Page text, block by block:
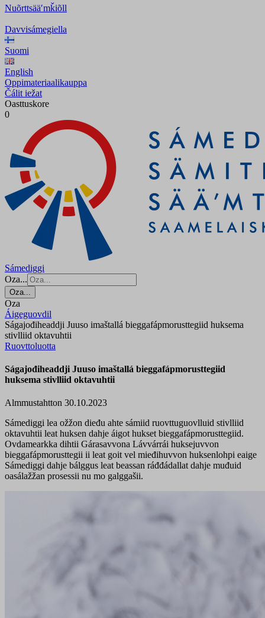
Nuõrttsääʹmǩiõll
Davvisámegiella
Suomi
English
Oppimateriaalikauppa
Čálit iežat
Oasttuskore
0
Sámediggi
Oza...
Oza...
Oza
Áigeguovdil
Ságajođiheaddji Juuso imaštallá bieggafápmorusttegiid huksema
stivlliid oktavuhtii
Ruovttoluotta
Ságajođiheaddji Juuso imaštallá bieggafápmorusttegiid
huksema stivlliid oktavuhtii
Almmustahtton 30.10.2023
Sámediggi lea ožžon dieđu ahte sámiid ruovttuguovlluid stivlliid
oktavuhtii leat huksen dahje áigot hukset bieggafápmorusttegiid.
Ovdamearkka dihtii Gárasavvona Lávvárrái huksejuvvon
bieggafápmorusttegii ii leat goit vel mieđihuvvon huksenlohpi eaige
Sámediggi dahje bálggus leat beassan ráđđádallat dahje muđuid
oasálažžan prosessii nu mo galggašii.